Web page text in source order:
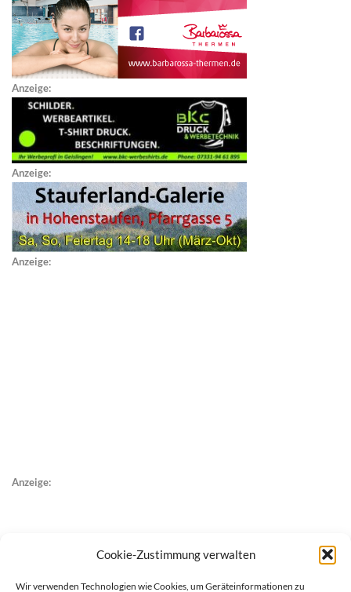
Cookie-Zustimmung verwalten
Wir verwenden Technologien wie Cookies, um Geräteinformationen zu
Anzeige:
Anzeige:
Anzeige:
Anzeige: